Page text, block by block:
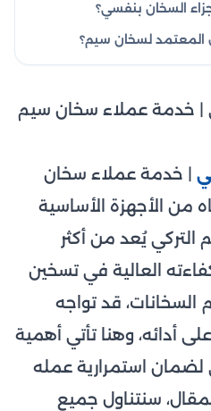
السخان بنفسي؟
المعتمد لسخان سيم؟
| خدمة عملاء سخان سيم
| خدمة عملاء سخان
المياه من الأجهزة الأساسية
يُعد من أكثر
العالية في تسخين
السخانات، قد تواجه
أدائه، وهنا تأتي أهمية
استمرارية عمله
سنتناول جميع